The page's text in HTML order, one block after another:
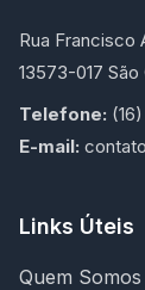
Rua Francisco
13573-017 São
Telefone:
E-mail:
Links Úteis
Quem Somos